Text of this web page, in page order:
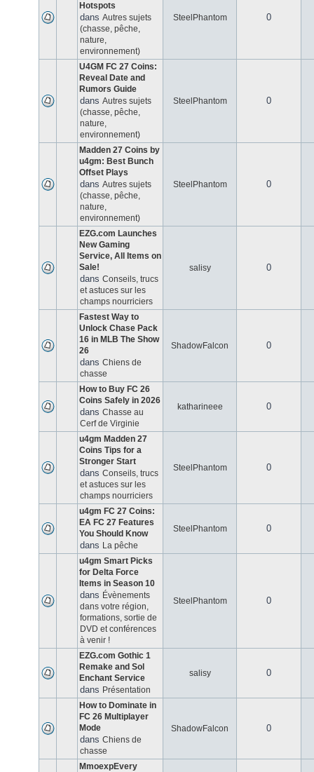
Hotspots
dans Autres sujets
(chasse, pêche,
nature,
environnement)
SteelPhantom 0
U4GM FC 27 Coins:
Reveal Date and
Rumors Guide
dans Autres sujets
(chasse, pêche,
nature,
environnement)
SteelPhantom 0
Madden 27 Coins by
u4gm: Best Bunch
Offset Plays
dans Autres sujets
(chasse, pêche,
nature,
environnement)
SteelPhantom 0
EZG.com Launches
New Gaming
Service, All Items on
Sale!
dans Conseils, trucs
et astuces sur les
champs nourriciers
salisy 0
Fastest Way to
Unlock Chase Pack
16 in MLB The Show
26
dans Chiens de
chasse
ShadowFalcon 0
How to Buy FC 26
Coins Safely in 2026
dans Chasse au
Cerf de Virginie
katharineee 0
u4gm Madden 27
Coins Tips for a
Stronger Start
dans Conseils, trucs
et astuces sur les
champs nourriciers
SteelPhantom 0
u4gm FC 27 Coins:
EA FC 27 Features
You Should Know
dans La pêche
SteelPhantom 0
u4gm Smart Picks
for Delta Force
Items in Season 10
dans Évènements
dans votre région,
formations, sortie de
DVD et conférences
à venir !
SteelPhantom 0
EZG.com Gothic 1
Remake and Sol
Enchant Service
dans Présentation
salisy 0
How to Dominate in
FC 26 Multiplayer
Mode
dans Chiens de
chasse
ShadowFalcon 0
MmoexpEvery